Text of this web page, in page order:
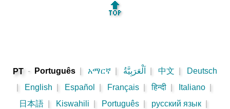
🔝
PT - Português አማርኛ اَلْعَرَبِيَّةُ 中文
Deutsch
English Español Français हिन्दी Italiano
日本語
Kiswahili Português русский язык